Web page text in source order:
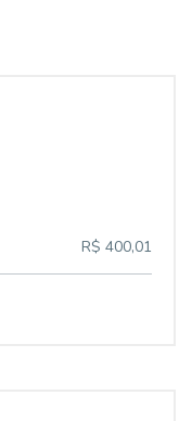
R$ 400,01